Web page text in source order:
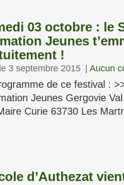
03 octobre : le
Jeunes
!
3 septembre 2015 Aucun
de ce festival :
Jeunes Gergovie
Curie 63730 Les
d’Authezat